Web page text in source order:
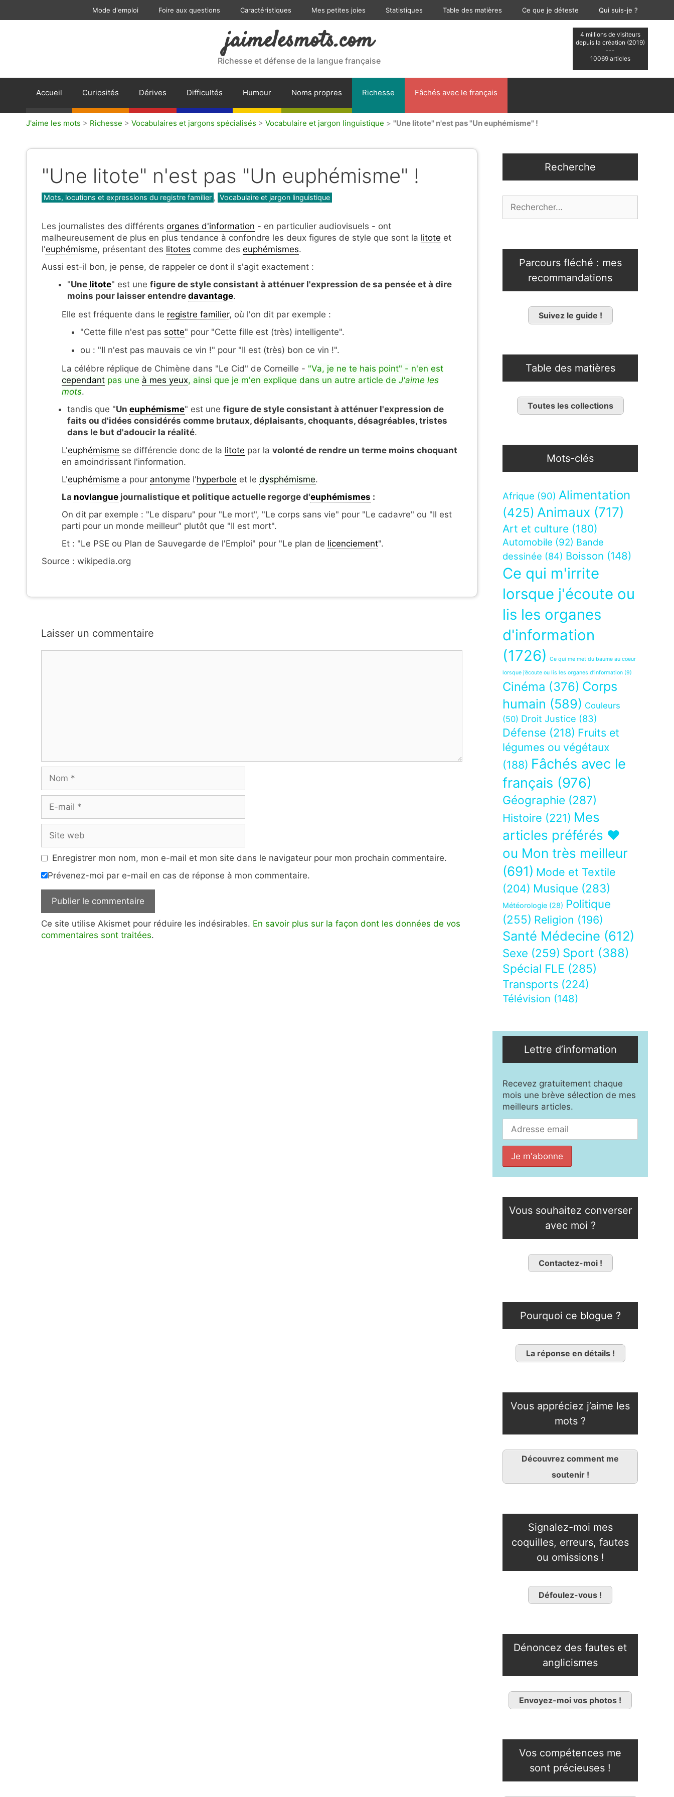
Mode d'emploi Foire aux questions Caractéristiques Mes petites joies Statistiques Table des matières Ce que je déteste Qui suis-je ?
4 millions de visiteurs
depuis la création (2019)
---
10069 articles
jaimelesmots.com
Richesse et défense de la langue française
Accueil Curiosités Dérives Difficultés Humour Noms propres Richesse Fâchés avec le français
J'aime les mots > Richesse > Vocabulaires et jargons spécialisés > Vocabulaire et jargon linguistique > "Une litote" n'est pas "Un euphémisme" !
"Une litote" n'est pas "Un euphémisme" !
Catégories
Mots, locutions et expressions du registre familier , Vocabulaire et jargon linguistique
Les journalistes des différents organes d'information - en particulier audiovisuels - ont
malheureusement de plus en plus tendance à confondre les deux figures de style que sont la litote et
l'euphémisme, présentant des litotes comme des euphémismes.
Aussi est-il bon, je pense, de rappeler ce dont il s'agit exactement :
"Une litote" est une figure de style consistant à atténuer l'expression de sa pensée et à dire
moins pour laisser entendre davantage.
Elle est fréquente dans le registre familier, où l'on dit par exemple :
"Cette fille n'est pas sotte" pour "Cette fille est (très) intelligente".
ou : "Il n'est pas mauvais ce vin !" pour "Il est (très) bon ce vin !".
La célébre réplique de Chimène dans "Le Cid" de Corneille - "Va, je ne te hais point" - n'en est
cependant pas une à mes yeux, ainsi que je m'en explique dans un autre article de J'aime les
mots.
tandis que "Un euphémisme" est une figure de style consistant à atténuer l'expression de
faits ou d'idées considérés comme brutaux, déplaisants, choquants, désagréables, tristes
dans le but d'adoucir la réalité.
L'euphémisme se différencie donc de la litote par la volonté de rendre un terme moins choquant
en amoindrissant l'information.
L'euphémisme a pour antonyme l'hyperbole et le dysphémisme.
La novlangue journalistique et politique actuelle regorge d'euphémismes :
On dit par exemple : "Le disparu" pour "Le mort", "Le corps sans vie" pour "Le cadavre" ou "Il est
parti pour un monde meilleur" plutôt que "Il est mort".
Et : "Le PSE ou Plan de Sauvegarde de l'Emploi" pour "Le plan de licenciement".
Source : wikipedia.org
Laisser un commentaire
mail
web
Enregistrer mon nom, mon e-mail et mon site dans le navigateur pour mon prochain commentaire.
Prévenez-moi par e-mail en cas de réponse à mon commentaire.
Ce site utilise Akismet pour réduire les indésirables. En savoir plus sur la façon dont les données de vos
commentaires sont traitées.
Recherche
Parcours fléché : mes
recommandations
Suivez le guide !
Table des matières
Toutes les collections
Mots-clés
Afrique (90) Alimentation
(425) Animaux (717)
Art et culture (180)
Automobile (92) Bande
dessinée (84) Boisson (148)
Ce qui m'irrite
lorsque j'écoute ou
lis les organes
d'information
(1726)
Ce qui me met du baume au coeur
lorsque j’écoute ou lis les organes d’information (9)
Cinéma (376) Corps
humain (589) Couleurs
(50) Droit Justice (83)
Défense (218) Fruits et
légumes ou végétaux
(188) Fâchés avec le
français (976)
Géographie (287)
Histoire (221) Mes
articles préférés ❤
ou Mon très meilleur
(691) Mode et Textile
(204) Musique (283)
Météorologie (28) Politique
(255) Religion (196)
Santé Médecine (612)
Sexe (259) Sport (388)
Spécial FLE (285)
Transports (224)
Télévision (148)
Lettre d’information
Recevez gratuitement chaque
mois une brève sélection de mes
meilleurs articles.
Vous souhaitez converser
avec moi ?
Contactez-moi !
Pourquoi ce blogue ?
La réponse en détails !
Vous appréciez j’aime les
mots ?
Découvrez comment me
soutenir !
Signalez-moi mes
coquilles, erreurs, fautes
ou omissions !
Défoulez-vous !
Dénoncez des fautes et
anglicismes
Envoyez-moi vos photos !
Vos compétences me
sont précieuses !